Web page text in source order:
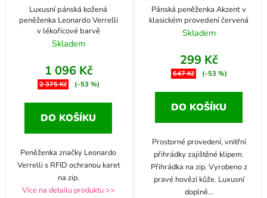
Luxusní pánská kožená
peněženka Leonardo Verrelli
v lékořicové barvě
Skladem
1 096 Kč
2 375 Kč (–53 %)
DO KOŠÍKU
Peněženka značky Leonardo
Verrelli s RFID ochranou karet
na zip.
Více na detailu produktu >>
Pánská peněženka Akzent v
klasickém provedení červená
Skladem
299 Kč
647 Kč (–53 %)
DO KOŠÍKU
Prostorné provedení, vnitřní
přihrádky zajištěné klipem.
Přihrádka na zip. Vyrobeno z
pravé hovězí kůže. Luxusní
doplně...